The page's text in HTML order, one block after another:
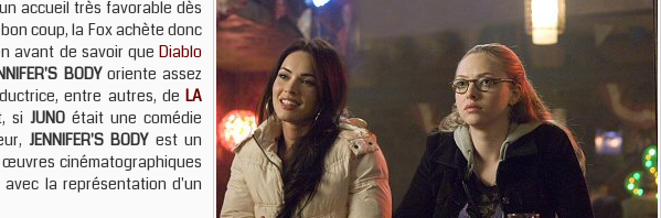
accueil très favorable dès
coup, la Fox achète donc
avant de savoir que Diablo
BODYoriente assez
entre autres, de LA
siJUNO était une comédie
JENNIFER'S BODYest un
cinématographiques
la représentation d'un